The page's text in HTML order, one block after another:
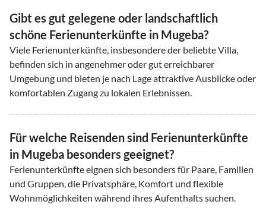
Gibt es gut gelegene oder landschaftlich
schöne Ferienunterkünfte in Mugeba?
Viele Ferienunterkünfte, insbesondere der beliebte Villa,
befinden sich in angenehmer oder gut erreichbarer
Umgebung und bieten je nach Lage attraktive Ausblicke oder
komfortablen Zugang zu lokalen Erlebnissen.
Für welche Reisenden sind Ferienunterkünfte
in Mugeba besonders geeignet?
Ferienunterkünfte eignen sich besonders für Paare, Familien
und Gruppen, die Privatsphäre, Komfort und flexible
Wohnmöglichkeiten während ihres Aufenthalts suchen.